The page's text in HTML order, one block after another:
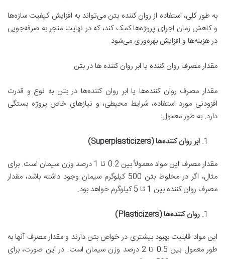
به طور کلی، استفاده از روان کننده بتن می‌تواند به افزایش کیفیت سازه‌ها
و کاهش زمان اجرای پروژه‌ها کمک کند، که در نهایت منجر به صرفه‌جویی
در هزینه‌ها و افزایش بهره‌وری می‌شود.
مقدار مصرف روان کننده یا ابر روان کننده ها در بتن
مقدار مصرف روان کننده‌ها یا ابر روان کننده‌ها در بتن به نوع و قدرت
افزودنی مورد استفاده، شرایط محیطی، و نیازهای خاص پروژه بستگی
دارد. به طور معمول:
ابر روان کننده‌ها(Superplasticizers)
مقدار مصرف این مواد معمولاً بین 0.2 تا 1 درصد وزن سیمان است. برای
مثال، اگر در مخلوط بتن 500 کیلوگرم سیمان وجود داشته باشد، مقدار
مصرف روان کننده بین 1 تا 5 کیلوگرم خواهد بود.
روان کننده‌ها(Plasticizers)
این مواد قابلیت بهبود بیشتری در خواص بتن دارند و مقدار مصرف آنها به
طور معمول بین 0.5 تا 2 درصد وزن سیمان است. در این صورت، برای